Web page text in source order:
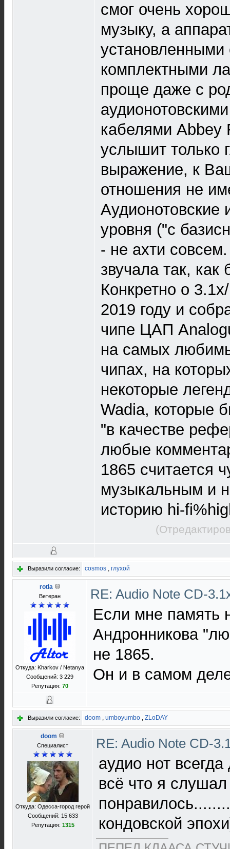
смог очень
музыку, а
комплектными
проще даже с
кабелями Abbey
услышит только
выражение, к
отношения не
Аудионотовские
уровня ("с
- не ахти
звучала так, как
Конкретно о
2019 году и
чипе ЦАП
на самых
чипах, на
некоторые
Wadia, которые
"в качестве
любые
1865 считается
музыкальным и
историю hi-
Выразили согласие: cosmos , глухой
rotla
Ветеран
Откуда: Kharkov / Netanya
Сообщений: 3 229
Репутация: 70
RE: Audio Note CD-
Если мне память
Андронникова
не 1865.
Он и в самом
Выразили согласие: doom , umboyumbo , ZLoDAY
doom
Специалист
Откуда: Одесса-город герой
Сообщений: 15 633
Репутация: 1315
RE: Audio Note CD-
аудио нот
всё что я
кондовской